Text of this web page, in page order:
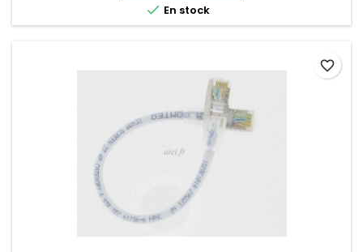
 En stock
favorite_border